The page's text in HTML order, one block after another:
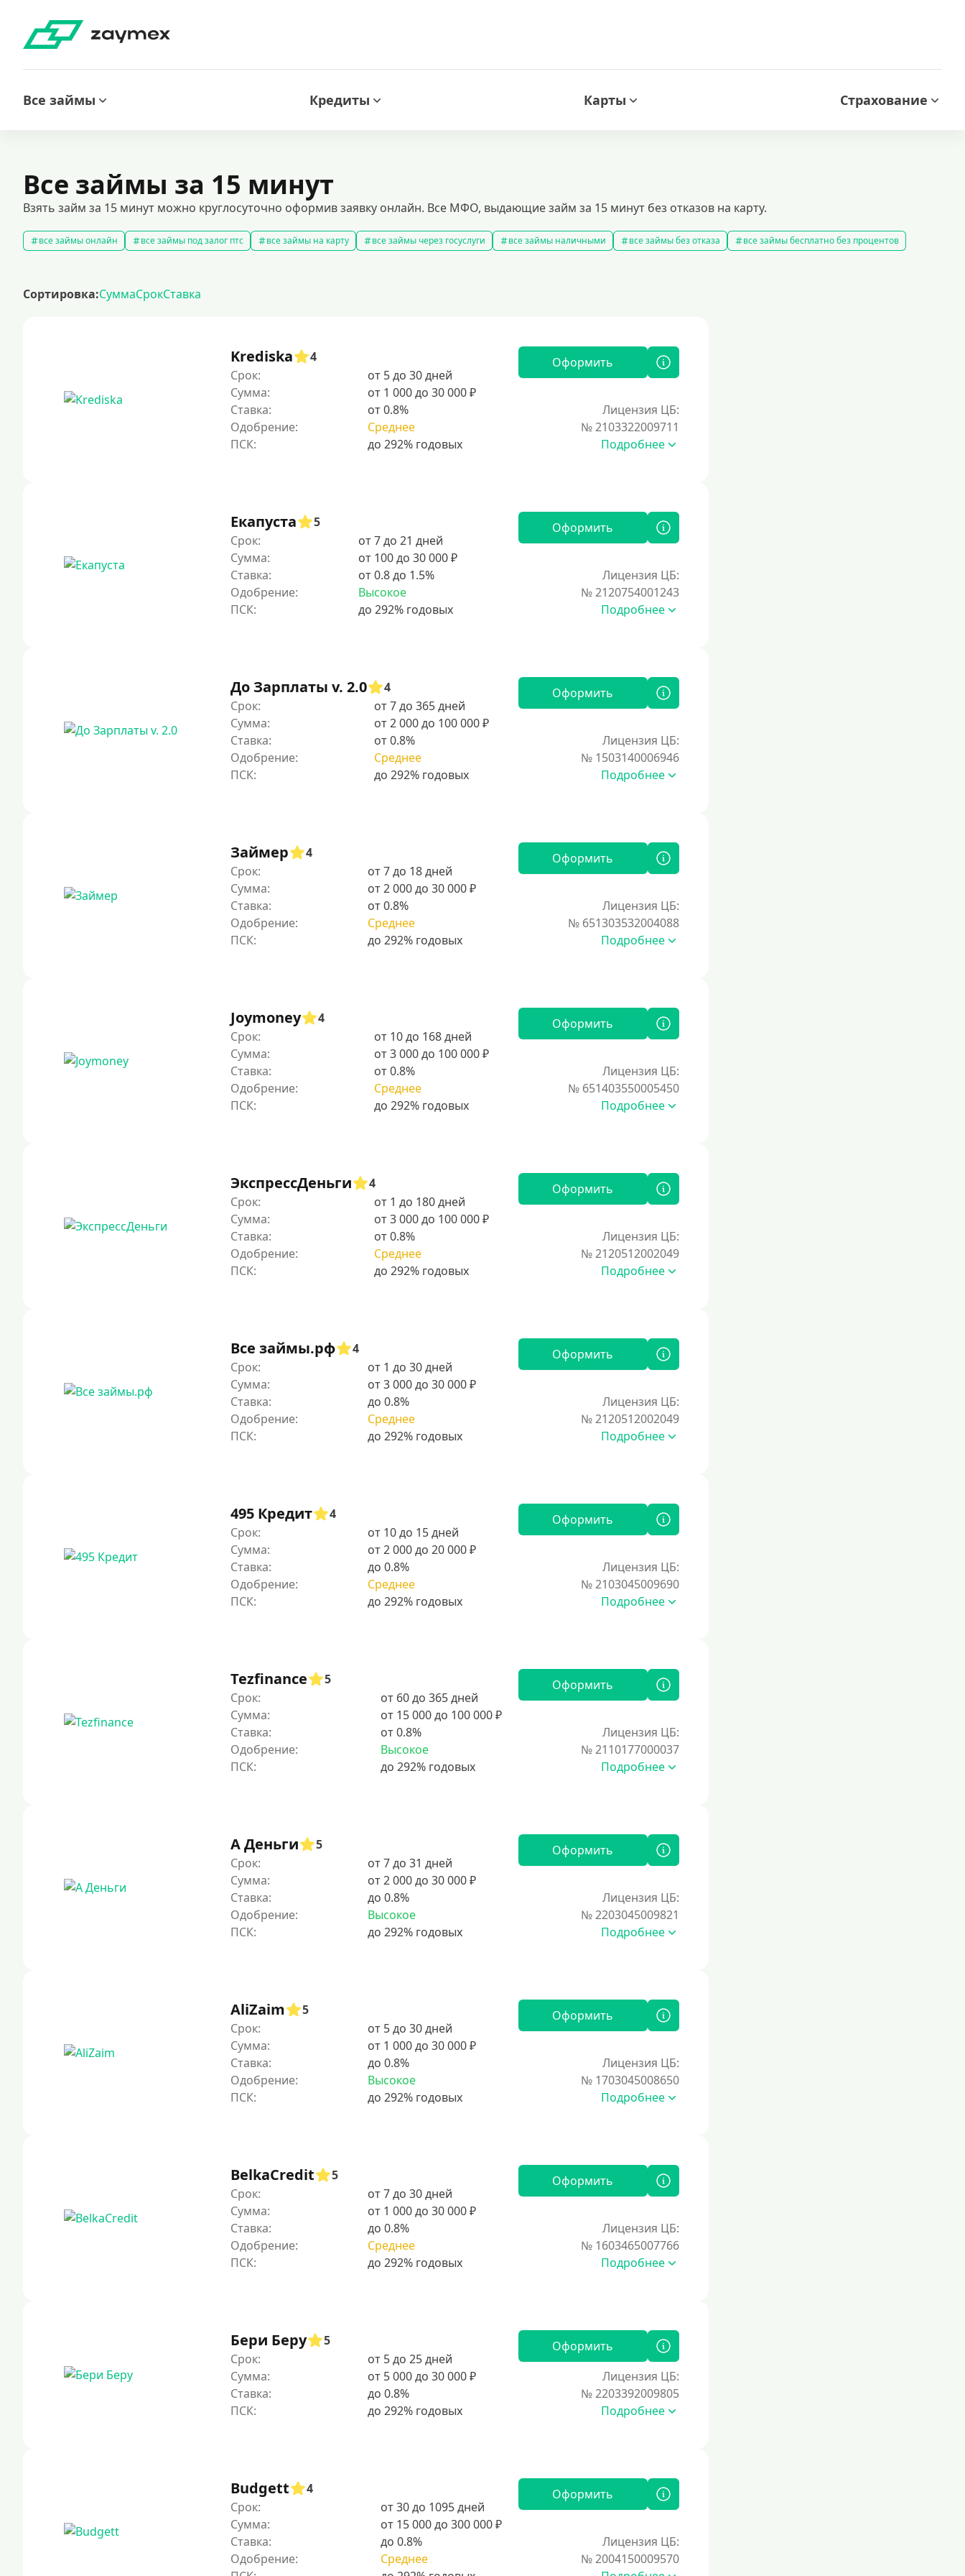
Все займы Кредиты Карты Страхование
Все займы за 15 минут
Взять займ за 15 минут можно круглосуточно оформив заявку онлайн. Все МФО, выдающие займ за 15 минут без отказов на карту.
все займы онлайн все займы под залог птс все займы на карту все займы через госуслуги все займы наличными все займы без отказа
все займы бесплатно без процентов
рефинансирование займов
калькулятор займов
Сортировка:СуммаСрокСтавка
Krediska
4
Срок:
от 5 до 30 дней
Сумма:
от 1 000 до 30 000 ₽
Ставка:
от 0.8%
Одобрение:
Среднее
Оформить
Лицензия ЦБ:
№ 2103322009711
Подробнее
Екапуста
5
Срок:
от 7 до 21 дней
Сумма:
от 100 до 30 000 ₽
Ставка:
от 0.8 до 1.5%
Одобрение:
Высокое
Оформить
Лицензия ЦБ:
№ 2120754001243
Подробнее
До Зарплаты v. 2.0
4
Срок:
от 7 до 365 дней
Сумма:
от 2 000 до 100 000 ₽
Ставка:
от 0.8%
Одобрение:
Среднее
Оформить
Лицензия ЦБ:
№ 1503140006946
Подробнее
Займер
4
Срок:
от 7 до 18 дней
Сумма:
от 2 000 до 30 000 ₽
Ставка:
от 0.8%
Одобрение:
Среднее
Оформить
Лицензия ЦБ:
№ 651303532004088
Подробнее
Joymoney
4
Срок:
от 10 до 168 дней
Сумма:
от 3 000 до 100 000 ₽
Ставка:
от 0.8%
Одобрение:
Среднее
Оформить
Лицензия ЦБ:
№ 651403550005450
Подробнее
ЭкспрессДеньги
4
Срок:
от 1 до 180 дней
Сумма:
от 3 000 до 100 000 ₽
Ставка:
от 0.8%
Одобрение:
Среднее
Оформить
Лицензия ЦБ:
№ 2120512002049
Подробнее
Все займы.рф
4
Срок:
от 1 до 30 дней
Сумма:
от 3 000 до 30 000 ₽
Ставка:
до 0.8%
Одобрение:
Среднее
Оформить
Лицензия ЦБ:
№ 2120512002049
Подробнее
495 Кредит
4
Срок:
от 10 до 15 дней
Сумма:
от 2 000 до 20 000 ₽
Ставка:
до 0.8%
Одобрение:
Среднее
Оформить
Лицензия ЦБ:
№ 2103045009690
Подробнее
Tezfinance
5
Срок:
от 60 до 365 дней
Сумма:
от 15 000 до 100 000 ₽
Ставка:
от 0.8%
Одобрение:
Высокое
Оформить
Лицензия ЦБ:
№ 2110177000037
Подробнее
А Деньги
5
Срок:
от 7 до 31 дней
Сумма:
от 2 000 до 30 000 ₽
Ставка:
до 0.8%
Одобрение:
Высокое
Оформить
Лицензия ЦБ:
№ 2203045009821
Подробнее
AliZaim
5
Срок:
от 5 до 30 дней
Сумма:
от 1 000 до 30 000 ₽
Ставка:
до 0.8%
Одобрение:
Высокое
Оформить
Лицензия ЦБ:
№ 1703045008650
Подробнее
BelkaCredit
5
Срок:
от 7 до 30 дней
Сумма:
от 1 000 до 30 000 ₽
Ставка:
до 0.8%
Одобрение:
Среднее
Оформить
Лицензия ЦБ:
№ 1603465007766
Подробнее
Бери Беру
5
Срок:
от 5 до 25 дней
Сумма:
от 5 000 до 30 000 ₽
Ставка:
до 0.8%
Оформить
Лицензия ЦБ:
№ 2203392009805
Подробнее
Budgett
4
Срок:
от 30 до 1095 дней
Сумма:
от 15 000 до 300 000 ₽
Ставка:
до 0.8%
Одобрение:
Среднее
Оформить
Лицензия ЦБ:
№ 2004150009570